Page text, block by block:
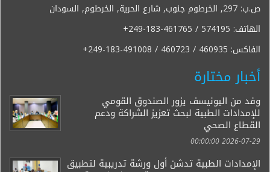
ص.ب: 297, الخرطوم جنوب, شارع الحرية, الخرطوم, السودان
الهاتف: +249-183-461765 / 574195
الفاكس: +249-183-491008 / 460723 / 460935
أخبار مختارة
وفد من اليونيسف يزور الصندوق القومي
للإمدادات الطبية لبحث تعزيز الشراكة ودعم
القطاع الصحي
2026-07-29 00:00:00
الإمدادات الطبية تدشن أول ورشة تدريبية لتطبيق